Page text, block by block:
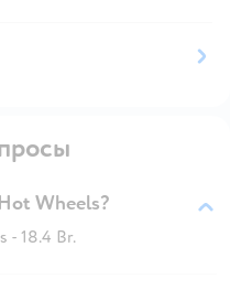
Wheels?
- 18.4 Br.